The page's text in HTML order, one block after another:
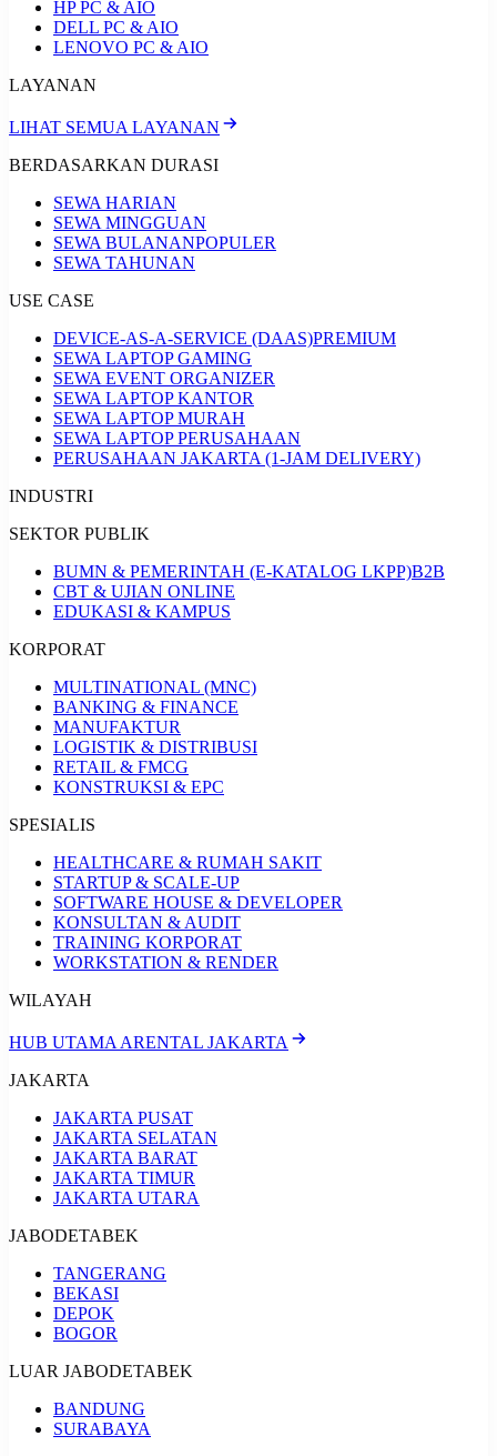
HP PC & AIO
DELL PC & AIO
LENOVO PC & AIO
LAYANAN
LIHAT SEMUA LAYANAN
BERDASARKAN DURASI
SEWA HARIAN
SEWA MINGGUAN
SEWA BULANANPOPULER
SEWA TAHUNAN
USE CASE
DEVICE-AS-A-SERVICE (DAAS)PREMIUM
SEWA LAPTOP GAMING
SEWA EVENT ORGANIZER
SEWA LAPTOP KANTOR
SEWA LAPTOP MURAH
SEWA LAPTOP PERUSAHAAN
PERUSAHAAN JAKARTA (1-JAM DELIVERY)
INDUSTRI
SEKTOR PUBLIK
BUMN & PEMERINTAH (E-KATALOG LKPP)B2B
CBT & UJIAN ONLINE
EDUKASI & KAMPUS
KORPORAT
MULTINATIONAL (MNC)
BANKING & FINANCE
MANUFAKTUR
LOGISTIK & DISTRIBUSI
RETAIL & FMCG
KONSTRUKSI & EPC
SPESIALIS
HEALTHCARE & RUMAH SAKIT
STARTUP & SCALE-UP
SOFTWARE HOUSE & DEVELOPER
KONSULTAN & AUDIT
TRAINING KORPORAT
WORKSTATION & RENDER
WILAYAH
HUB UTAMA ARENTAL JAKARTA
JAKARTA
JAKARTA PUSAT
JAKARTA SELATAN
JAKARTA BARAT
JAKARTA TIMUR
JAKARTA UTARA
JABODETABEK
TANGERANG
BEKASI
DEPOK
BOGOR
LUAR JABODETABEK
BANDUNG
SURABAYA